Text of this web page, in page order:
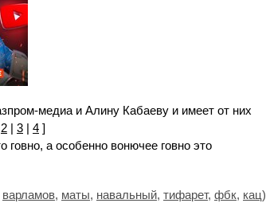
медиа и Алину Кабаеву и имеет от них
2 3 4 ]
говно, а особенно вонючее говно это
варламов, маты, навальный, тифарет, фбк, кац)